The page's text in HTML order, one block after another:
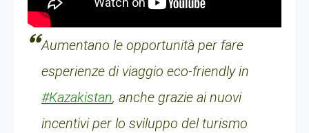
Aumentano le opportunità per fare
esperienze di viaggio eco-friendly in
#Kazakistan, anche grazie ai nuovi
incentivi per lo sviluppo del turismo